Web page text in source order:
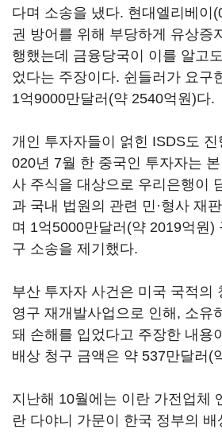
다며 소송을 냈다. 현대엘리베이
권 방어를 위해 부당하게 유상증
행했는데 금융당국이 이를 알고
었다는 주장이다. 쉰들러가 요구
1억9000만달러(약 2540억원)다.
개인 투자자들이 얽힌 ISDS도
020년 7월 한 중국인 투자자는
사 주식을 대상으로 우리은행이
과 국내 법원의 관련 민·형사 재
며 1억5000만달러(약 2019억원)
구 소송을 제기했다.
부산 투자자 사건은 미국 국적의
영구 재개발사업으로 인해, 소유
돼 손해를 입었다고 주장한 내용
배상 청구 금액은 약 537만달러(
지난해 10월에는 이란 가전업체
란 다야니 가문이 한국 정부의